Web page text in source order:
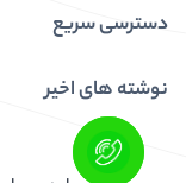
دسترسی سریع
نوشته های اخیر